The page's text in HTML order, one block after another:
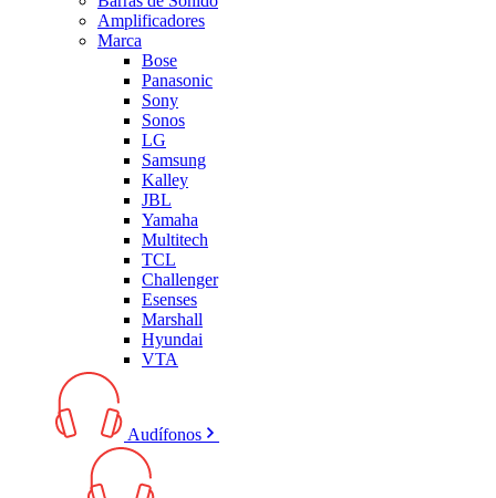
Amplificadores
Marca
Bose
Panasonic
Sony
Sonos
LG
Samsung
Kalley
JBL
Yamaha
Multitech
TCL
Challenger
Esenses
Marshall
Hyundai
VTA
Audífonos